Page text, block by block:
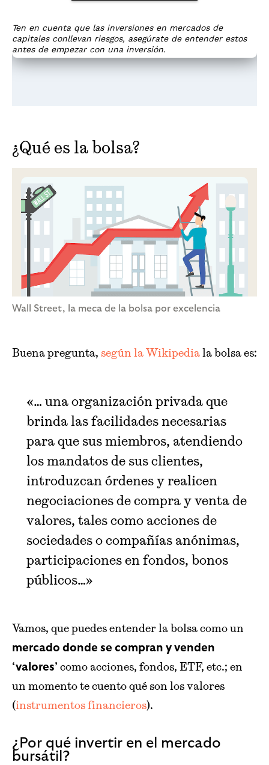
¿Qué es la bolsa?
Wall Street, la meca de la bolsa por excelencia
Buena pregunta, según la Wikipediala bolsa es:
«… una organización privada que
brinda las facilidades necesarias
para que sus miembros, atendiendo
los mandatos de sus clientes,
introduzcan órdenes y realicen
negociaciones de compra y venta de
valores, tales como acciones de
sociedades o compañías anónimas,
participaciones en fondos, bonos
públicos…»
Vamos, que puedes entender la bolsa como un
mercado donde se compran y venden
‘valores’ como acciones, fondos, ETF, etc.; en
un momento te cuento qué son los valores
(instrumentos financieros).
¿Por qué invertir en el mercado
bursátil?